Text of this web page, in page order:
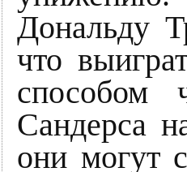
Дональду
что
способом
Сандерса
они могут